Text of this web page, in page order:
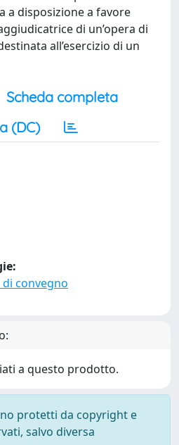
a disposizione a favore
di un’opera di
all’esercizio di un
Scheda completa
(DC)
convegno
a questo prodotto.
protetti da copyright e
salvo diversa